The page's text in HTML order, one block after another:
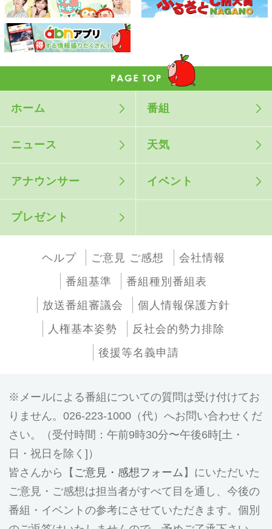
ホーム 番組
ニュース 天気
アナウンサー イベント
プレゼント
ヘルプ ご意見 ご感想
会社情報
番組基準
番組種別番組表
放送番組審議会
個人情報保護方針
人権基本姿勢
反社会的勢力排除
後援等名義申請
メールによる番組についての質問は受け付けてお
りません。026-223-1000（代）へお問い合わせくだ
さい。（受付時間：午前9時30分〜午後6時[土・
日・祝日を除く]）
皆さんから【 ご意見・感想フォーム 】にいただいた
ご意見・ご感想は担当者がすべて目を通し、今後の
番組・イベントの参考にさせていただきます。個別